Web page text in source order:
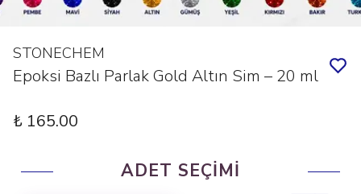
STONECHEM
Epoksi Bazlı Parlak Gold Altın Sim – 20 ml
₺ 165.00
ADET SEÇİMİ